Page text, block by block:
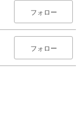
フォロー
フォロー